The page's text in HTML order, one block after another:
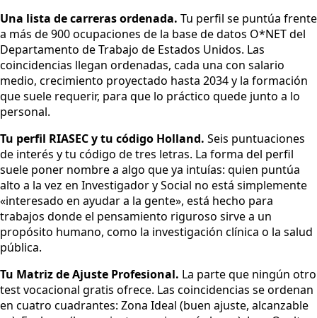
Una lista de carreras ordenada. Tu perfil se puntúa frente
a más de 900 ocupaciones de la base de datos O*NET del
Departamento de Trabajo de Estados Unidos. Las
coincidencias llegan ordenadas, cada una con salario
medio, crecimiento proyectado hasta 2034 y la formación
que suele requerir, para que lo práctico quede junto a lo
personal.
Tu perfil RIASEC y tu código Holland. Seis puntuaciones
de interés y tu código de tres letras. La forma del perfil
suele poner nombre a algo que ya intuías: quien puntúa
alto a la vez en Investigador y Social no está simplemente
«interesado en ayudar a la gente», está hecho para
trabajos donde el pensamiento riguroso sirve a un
propósito humano, como la investigación clínica o la salud
pública.
Tu Matriz de Ajuste Profesional. La parte que ningún otro
test vocacional gratis ofrece. Las coincidencias se ordenan
en cuatro cuadrantes: Zona Ideal (buen ajuste, alcanzable